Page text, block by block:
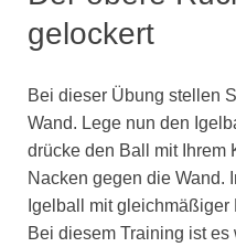
gelockert
Bei dieser Übung stellen
Wand. Lege nun den
drücke den Ball mit Ihrem
Nacken gegen die Wand.
Igelball mit
Bei diesem Training ist